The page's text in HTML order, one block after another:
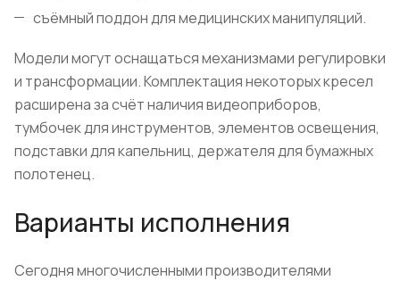
съёмный поддон для медицинских манипуляций.
Модели могут оснащаться механизмами регулировки
и трансформации. Комплектация некоторых кресел
расширена за счёт наличия видеоприборов,
тумбочек для инструментов, элементов освещения,
подставки для капельниц, держателя для бумажных
полотенец.
Варианты исполнения
Сегодня многочисленными производителями